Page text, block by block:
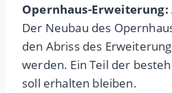
Opernhaus-Erweiterung:
Der Neubau des
den Abriss des
werden. Ein Teil der
soll erhalten bleiben.